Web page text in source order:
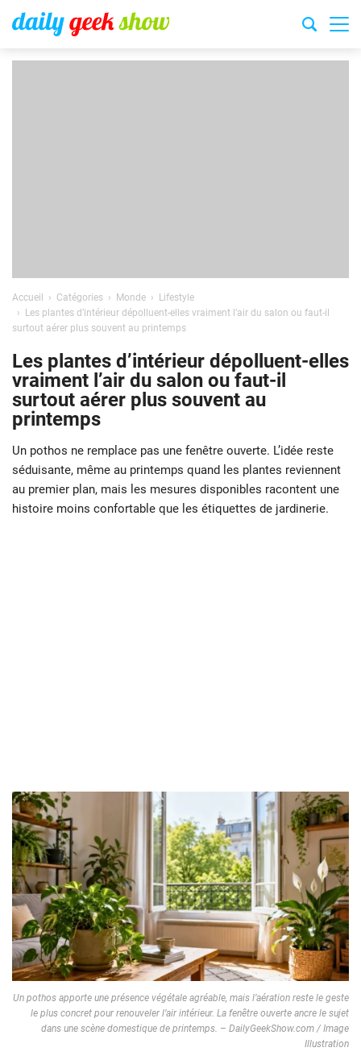
Accueil Catégories Monde
Lifestyle
Les plantes d’intérieur dépolluent-elles vraiment l’air du salon ou faut-il
surtout aérer plus souvent au printemps
Les plantes d’intérieur dépolluent-elles
vraiment l’air du salon ou faut-il
surtout aérer plus souvent au
printemps
Un pothos ne remplace pas une fenêtre ouverte. L’idée reste
séduisante, même au printemps quand les plantes reviennent
au premier plan, mais les mesures disponibles racontent une
histoire moins confortable que les étiquettes de jardinerie.
Un pothos apporte une présence végétale agréable, mais l’aération reste le geste
le plus concret pour renouveler l’air intérieur. La fenêtre ouverte ancre le sujet
dans une scène domestique de printemps. – DailyGeekShow.com / Image
Illustration